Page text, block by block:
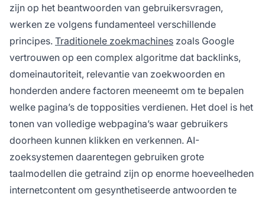
zijn op het beantwoorden van gebruikersvragen,
werken ze volgens fundamenteel verschillende
principes. Traditionele zoekmachines zoals Google
vertrouwen op een complex algoritme dat backlinks,
domeinautoriteit, relevantie van zoekwoorden en
honderden andere factoren meeneemt om te bepalen
welke pagina’s de topposities verdienen. Het doel is het
tonen van volledige webpagina’s waar gebruikers
doorheen kunnen klikken en verkennen. AI-
zoeksystemen daarentegen gebruiken grote
taalmodellen die getraind zijn op enorme hoeveelheden
internetcontent om gesynthetiseerde antwoorden te